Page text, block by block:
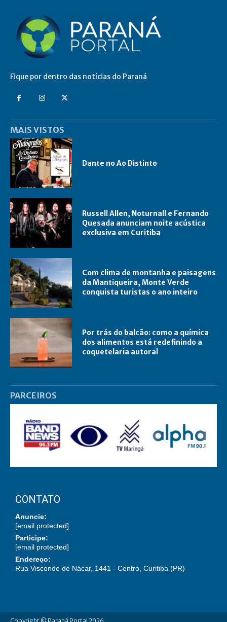
Fique por dentro das notícias do Paraná
MAIS VISTOS
Dante no Ao Distinto
Russell Allen, Noturnall e Fernando
Quesada anunciam noite acústica
exclusiva em Curitiba
Com clima de montanha e paisagens
da Mantiqueira, Monte Verde
conquista turistas o ano inteiro
Por trás do balcão: como a química
dos alimentos está redefinindo a
coquetelaria autoral
PARCEIROS
CONTATO
Anuncie:
[email protected]
Participe:
[email protected]
Endereço:
Rua Visconde de Nácar, 1441 - Centro, Curitiba (PR)